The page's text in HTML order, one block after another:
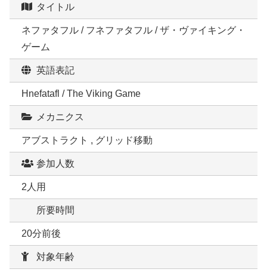
タイトル
ネファタフル / フネファタフル / ザ・ヴァイキング・
ゲーム
英語表記
Hnefatafl / The Viking Game
メカニクス
アブストラクト , グリッド移動
参加人数
2人用
所要時間
20分前後
対象年齢